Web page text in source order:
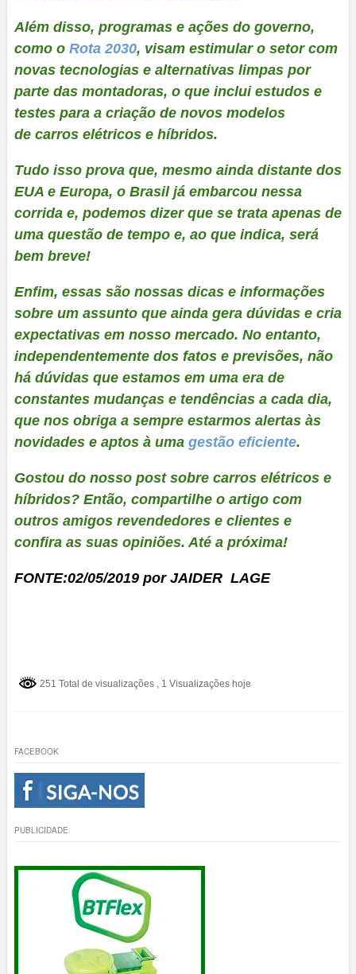
Além disso, programas e ações do governo,
como o Rota 2030, visam estimular o setor com
novas tecnologias e alternativas limpas por
parte das montadoras, o que inclui estudos e
testes para a criação de novos modelos
de carros elétricos e híbridos.
Tudo isso prova que, mesmo ainda distante dos
EUA e Europa, o Brasil já embarcou nessa
corrida e, podemos dizer que se trata apenas de
uma questão de tempo e, ao que indica, será
bem breve!
Enfim, essas são nossas dicas e informações
sobre um assunto que ainda gera dúvidas e cria
expectativas em nosso mercado. No entanto,
independentemente dos fatos e previsões, não
há dúvidas que estamos em uma era de
constantes mudanças e tendências a cada dia,
que nos obriga a sempre estarmos alertas às
novidades e aptos à uma gestão eficiente.
Gostou do nosso post sobre carros elétricos e
híbridos? Então, compartilhe o artigo com
outros amigos revendedores e clientes e
confira as suas opiniões. Até a próxima!
FONTE:02/05/2019 por JAIDER LAGE
251 Total de visualizações , 1 Visualizações hoje
FACEBOOK
PUBLICIDADE